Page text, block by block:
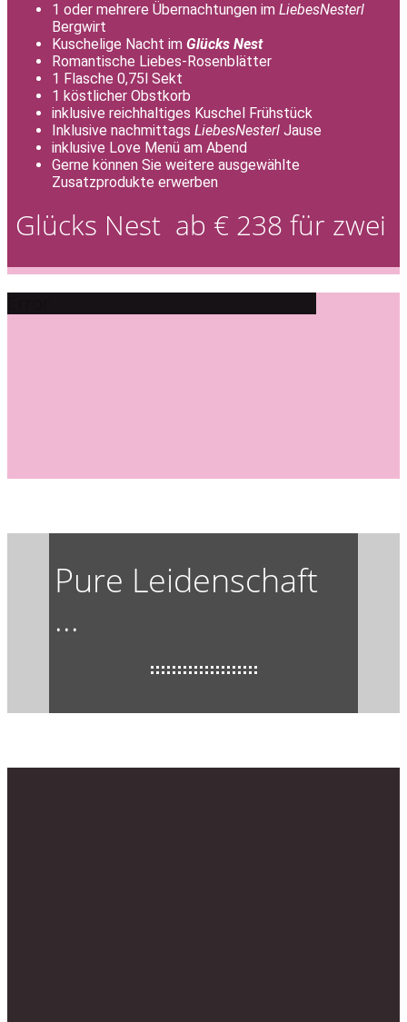
1 oder mehrere Übernachtungen im LiebesNesterl
Bergwirt
Kuschelige Nacht im Glücks Nest
Romantische Liebes-Rosenblätter
1 Flasche 0,75l Sekt
1 köstlicher Obstkorb
inklusive reichhaltiges Kuschel Frühstück
Inklusive nachmittags LiebesNesterl Jause
inklusive Love Menü am Abend
Gerne können Sie weitere ausgewählte
Zusatzprodukte erwerben
Glücks Nest ab € 238 für zwei
Pure Leidenschaft
...